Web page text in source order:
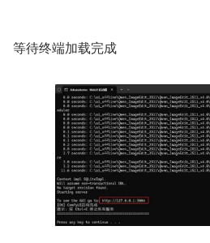
等待终端加载完成